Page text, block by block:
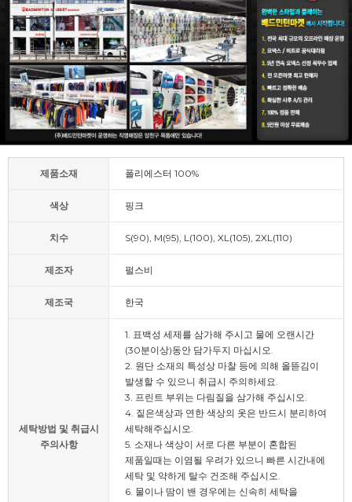
제품소재 폴리에스터 100%
색상 핑크
치수 S(90), M(95), L(100), XL(105), 2XL(110)
제조자 펄스비
제조국 한국
세탁방법 및 취급시
주의사항
1. 표백성 세제를 삼가해 주시고 물에 오랜시간
(30분이상)동안 담가두지 마십시오.
2. 원단 소재의 특성상 마찰 등에 의해 올뜯김이
발생할 수 있으니 취급시 주의하세요.
3. 프린트 부위는 다림질을 삼가해 주십시오.
4. 짙은색상과 연한 색상의 옷은 반드시 분리하여
세탁해주십시오.
5. 소재나 색상이 서로 다른 부분이 혼합된
제품일때는 이염될 우려가 있으니 빠른 시간내에
세탁 및 약하게 탈수 건조해 주십시오.
6. 물이나 땀이 밴 경우에는 신속히 세탁을